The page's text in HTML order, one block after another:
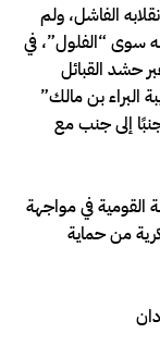
الفاشل، ولم
سوى “الفلول”، في
حشد القبائل
البراء بن مالك”
إلى جنب مع
في مواجهة
من حماية